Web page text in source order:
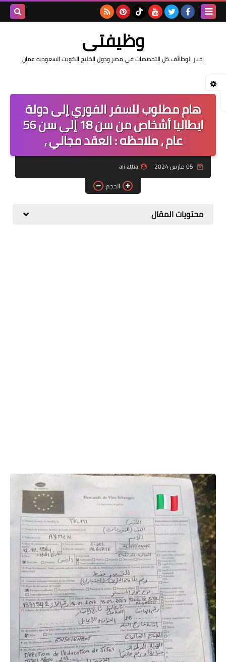
وظيفتى
اخبار الوظائف كل التخصصات فى مصر ودول الخليج الكويت السعوديه عمان
هام مطلوب للسفر الفوري إلى دولة
ايطاليا أشخاص من سن 18 إلى سن 56
عام ، ملاحظه : العقد مجاني ،
ali attia
الحجم
محتويات المقال